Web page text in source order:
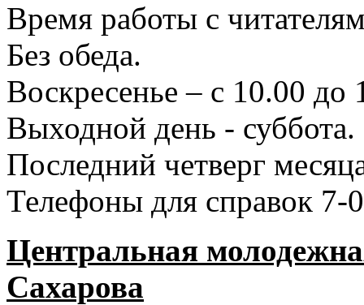
Время работы с
Без обеда.
Воскресенье – с 10.00 до
Выходной день - суббота.
Последний четверг
Телефоны для справок 7-
Центральная
Сахарова